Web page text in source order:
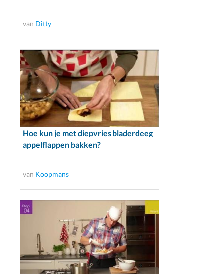
van Ditty
Hoe kun je met diepvries bladerdeeg
appelflappen bakken?
van Koopmans